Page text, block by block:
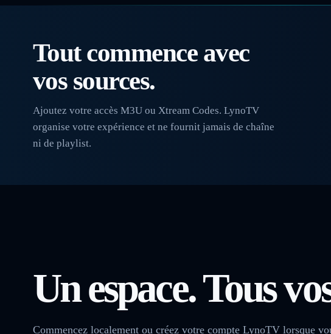
Tout commence avec
vos sources.
Ajoutez votre accès M3U ou Xtream Codes. LynoTV
organise votre expérience et ne fournit jamais de chaîne
ni de playlist.
Un espace. Tous
Commencez localement ou créez votre compte LynoTV lorsque